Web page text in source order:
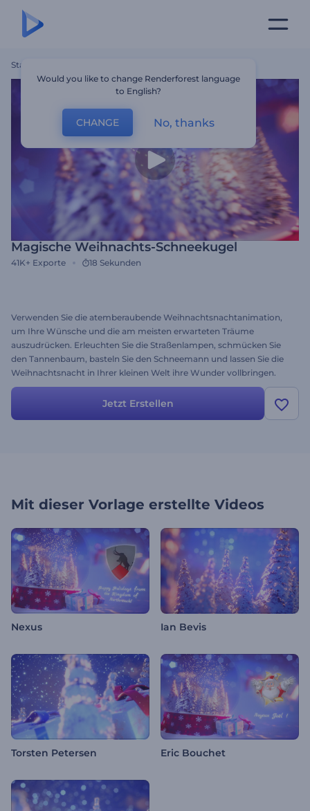
Startseite
Magische Weihnachts-Schneekugel
41K+ Exporte 18 Sekunden
Verwenden Sie die atemberaubende Weihnachtsnachtanimation,
um Ihre Wünsche und die am meisten erwarteten Träume
auszudrücken. Erleuchten Sie die Straßenlampen, schmücken Sie
den Tannenbaum, basteln Sie den Schneemann und lassen Sie die
Weihnachtsnacht in Ihrer kleinen Welt ihre Wunder vollbringen.
Lassen Sie das funkelnde und blinkende Licht auf Tour gehen,
nehmen Sie Ihre Wünsche mit und teilen Sie sie mit Ihren
Freunden, Verwandten und Geliebten. Beleuchten Sie Ihren
Jetzt Erstellen
Mit dieser Vorlage erstellte Videos
Nexus Ian Bevis
Torsten Petersen Eric Bouchet
Would you like to change Renderforest language
to English?
CHANGE No, thanks